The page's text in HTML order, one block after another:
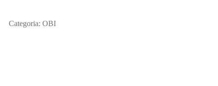
Categoria: OBI